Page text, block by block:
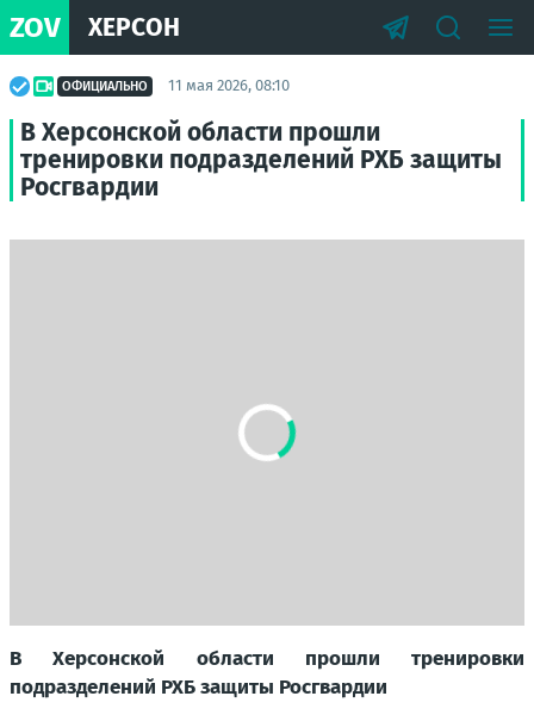
ZOV ХЕРСОН
ОФИЦИАЛЬНО 11 мая 2026, 08:10
В Херсонской области прошли
тренировки подразделений РХБ защиты
Росгвардии
В Херсонской области прошли тренировки
подразделений РХБ защиты Росгвардии